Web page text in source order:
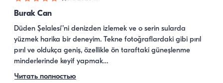
Burak Can
Düden Şelalesi''ni denizden izlemek ve o serin sularda
yüzmek harika bir deneyim. Tekne fotoğraflardaki gibi pırıl
pırıl ve oldukça geniş, özellikle ön taraftaki güneşlenme
minderlerinde keyif yapmak…
Читать полностью